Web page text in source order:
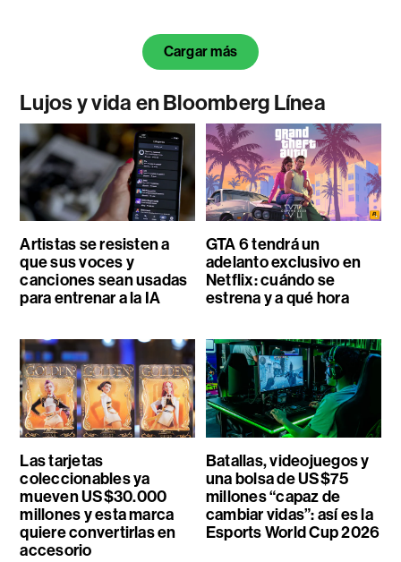
Cargar más
Lujos y vida en Bloomberg Línea
Artistas se resisten a
que sus voces y
canciones sean usadas
para entrenar a la IA
GTA 6 tendrá un
adelanto exclusivo en
Netflix: cuándo se
estrena y a qué hora
Las tarjetas
coleccionables ya
mueven US$30.000
millones y esta marca
quiere convertirlas en
accesorio
Batallas, videojuegos y
una bolsa de US$75
millones “capaz de
cambiar vidas”: así es la
Esports World Cup 2026